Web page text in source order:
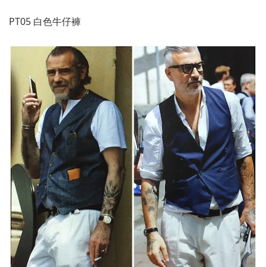
PT05 白色牛仔褲